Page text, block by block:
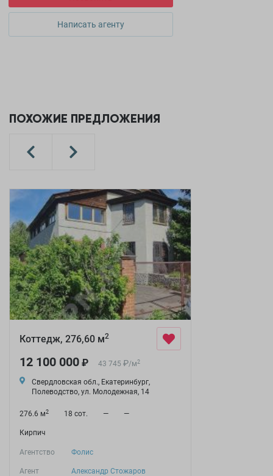
Написать агенту
ПОХОЖИЕ ПРЕДЛОЖЕНИЯ
Коттедж, 276,60 м2
12 100 000 ₽ 43 745 ₽/м2
Свердловская обл., Екатеринбург,
Полеводство, ул. Молодежная, 14
276.6 м2 18 сот. — —
Кирпич
Агентство Фолис
Агент Александр Стожаров